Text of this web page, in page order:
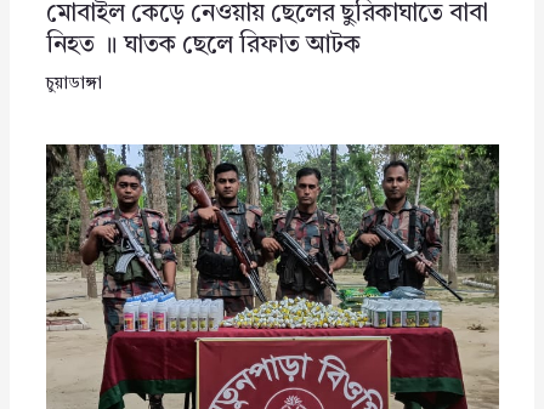
মোবাইল কেড়ে নেওয়ায় ছেলের ছুরিকাঘাতে বাবা
নিহত ॥ ঘাতক ছেলে রিফাত আটক
চুয়াডাঙ্গা